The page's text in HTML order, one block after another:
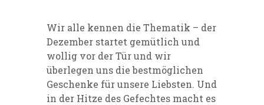
Wir alle kennen die Thematik – der
Dezember startet gemütlich und
wollig vor der Tür und wir
überlegen uns die bestmöglichen
Geschenke für unsere Liebsten. Und
in der Hitze des Gefechtes macht es